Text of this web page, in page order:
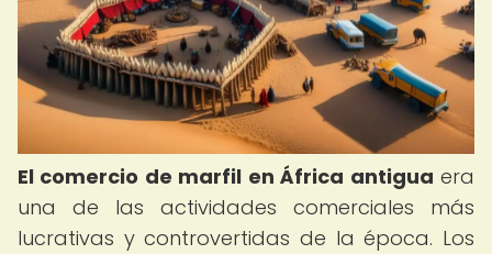
El comercio de marfil en África antigua era
una de las actividades comerciales más
lucrativas y controvertidas de la época. Los